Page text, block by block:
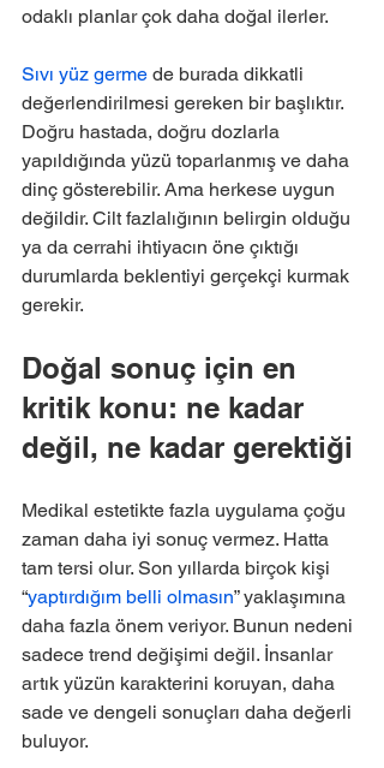
odaklı planlar çok daha doğal ilerler.
Sıvı yüz germe de burada dikkatli
değerlendirilmesi gereken bir başlıktır.
Doğru hastada, doğru dozlarla
yapıldığında yüzü toparlanmış ve daha
dinç gösterebilir. Ama herkese uygun
değildir. Cilt fazlalığının belirgin olduğu
ya da cerrahi ihtiyacın öne çıktığı
durumlarda beklentiyi gerçekçi kurmak
gerekir.
Doğal sonuç için en
kritik konu: ne kadar
değil, ne kadar gerektiği
Medikal estetikte fazla uygulama çoğu
zaman daha iyi sonuç vermez. Hatta
tam tersi olur. Son yıllarda birçok kişi
“yaptırdığım belli olmasın” yaklaşımına
daha fazla önem veriyor. Bunun nedeni
sadece trend değişimi değil. İnsanlar
artık yüzün karakterini koruyan, daha
sade ve dengeli sonuçları daha değerli
buluyor.